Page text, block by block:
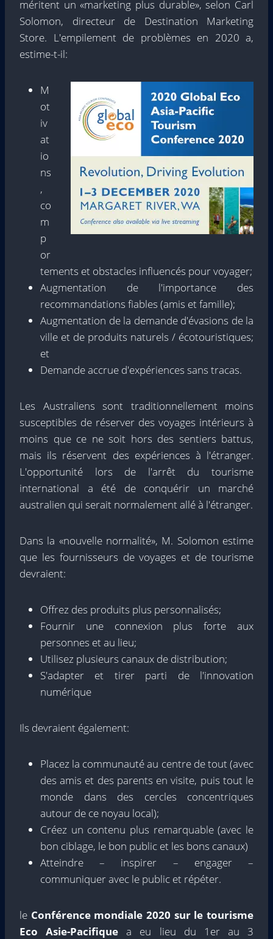
méritent un «marketing plus durable», selon Carl
Solomon, directeur de Destination Marketing
Store. L'empilement de problèmes en 2020 a,
estime-t-il:
M
ot
iv
at
io
ns
,
co
m
p
or
tements et obstacles influencés pour voyager;
Augmentation de l'importance des
recommandations fiables (amis et famille);
Augmentation de la demande d'évasions de la
ville et de produits naturels / écotouristiques;
et
Demande accrue d'expériences sans tracas.
Les Australiens sont traditionnellement moins
susceptibles de réserver des voyages intérieurs à
moins que ce ne soit hors des sentiers battus,
mais ils réservent des expériences à l'étranger.
L'opportunité lors de l'arrêt du tourisme
international a été de conquérir un marché
australien qui serait normalement allé à l'étranger.
Dans la «nouvelle normalité», M. Solomon estime
que les fournisseurs de voyages et de tourisme
devraient:
Offrez des produits plus personnalisés;
Fournir une connexion plus forte aux
personnes et au lieu;
Utilisez plusieurs canaux de distribution;
S'adapter et tirer parti de l'innovation
numérique
Ils devraient également:
Placez la communauté au centre de tout (avec
des amis et des parents en visite, puis tout le
monde dans des cercles concentriques
autour de ce noyau local);
Créez un contenu plus remarquable (avec le
bon ciblage, le bon public et les bons canaux)
Atteindre – inspirer – engager –
communiquer avec le public et répéter.
le Conférence mondiale 2020 sur le tourisme
Eco Asie-Pacifique a eu lieu du 1er au 3